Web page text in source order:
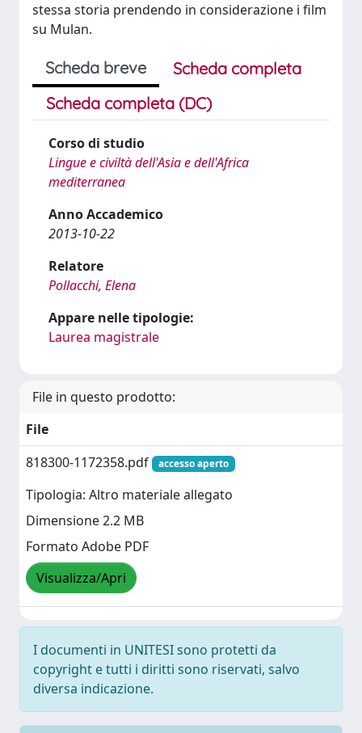
stessa storia prendendo in considerazione i film
su Mulan.
Scheda breve
Scheda completa
Scheda completa (DC)
Corso di studio
Lingue e civiltà dell'Asia e dell'Africa
mediterranea
Anno Accademico
2013-10-22
Relatore
Pollacchi, Elena
Appare nelle tipologie:
Laurea magistrale
File in questo prodotto:
File
818300-1172358.pdf
accesso aperto
Tipologia: Altro materiale allegato
Dimensione 2.2 MB
Formato Adobe PDF
Visualizza/Apri
I documenti in UNITESI sono protetti da
copyright e tutti i diritti sono riservati, salvo
diversa indicazione.